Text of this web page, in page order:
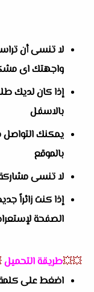
لا تنسى أن
واجهتك اى
إذا كان لديك
بالاسفل
يمكنك التواصل
بالموقع
لا تنسى مشاركة
إذا كنت زائراً
الصفحة
💥💥طريقة التحميل
اضغط على